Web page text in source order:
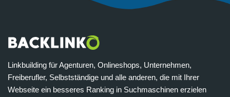
Linkbuilding für Agenturen, Onlineshops, Unternehmen,
Freiberufler, Selbstständige und alle anderen, die mit Ihrer
Webseite ein besseres Ranking in Suchmaschinen erzielen